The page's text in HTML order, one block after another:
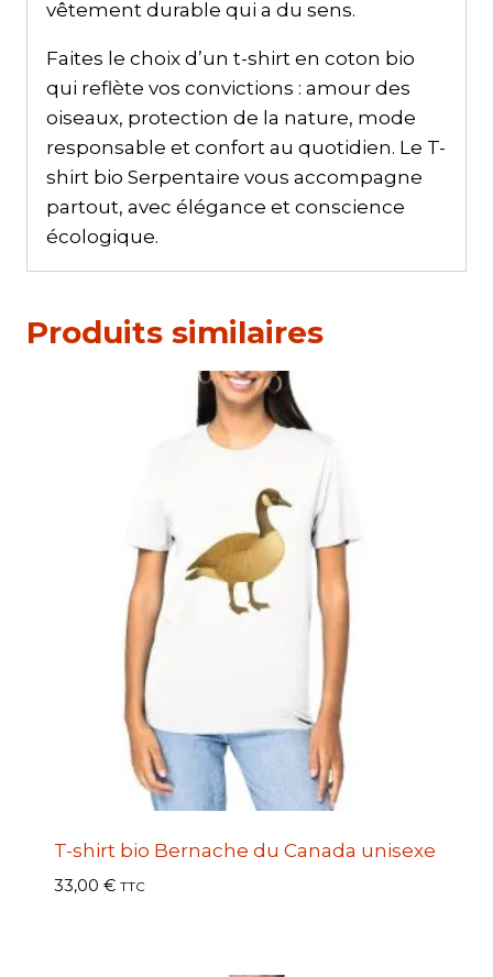
vêtement durable qui a du sens.
Faites le choix d’un t-shirt en coton bio
qui reflète vos convictions : amour des
oiseaux, protection de la nature, mode
responsable et confort au quotidien. Le T-
shirt bio Serpentaire vous accompagne
partout, avec élégance et conscience
écologique.
Produits similaires
T-shirt bio Bernache du Canada unisexe
33,00 € TTC